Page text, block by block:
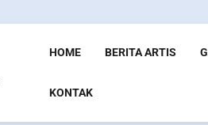
HOME BERITA ARTIS
KONTAK